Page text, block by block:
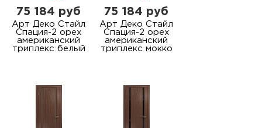
75 184 руб
Арт Деко Стайл
Спация-2 орех
американский
триплекс белый
75 184 руб
Арт Деко Стайл
Спация-2 орех
американский
триплекс мокко